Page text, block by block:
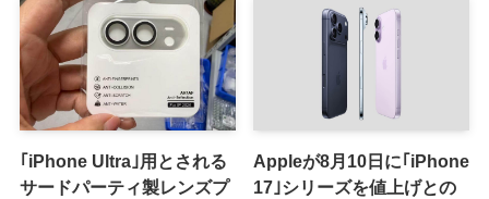
｢iPhone Ultra｣用とされる
サードパーティ製レンズプ
Appleが8月10日に｢iPhone
17｣シリーズを値上げとの